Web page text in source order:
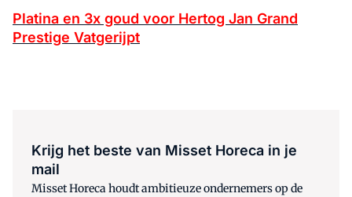
Platina en 3x goud voor Hertog Jan Grand
Prestige Vatgerijpt
Krijg het beste van Misset Horeca in je
mail
Misset Horeca houdt ambitieuze ondernemers op de